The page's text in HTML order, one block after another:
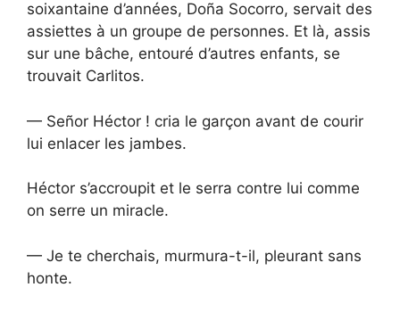
soixantaine d’années, Doña Socorro, servait des
assiettes à un groupe de personnes. Et là, assis
sur une bâche, entouré d’autres enfants, se
trouvait Carlitos.
— Señor Héctor ! cria le garçon avant de courir
lui enlacer les jambes.
Héctor s’accroupit et le serra contre lui comme
on serre un miracle.
— Je te cherchais, murmura-t-il, pleurant sans
honte.